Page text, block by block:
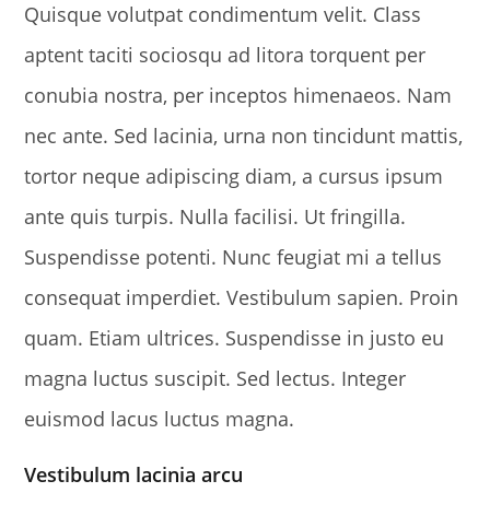
Quisque volutpat condimentum velit. Class
aptent taciti sociosqu ad litora torquent per
conubia nostra, per inceptos himenaeos. Nam
nec ante. Sed lacinia, urna non tincidunt mattis,
tortor neque adipiscing diam, a cursus ipsum
ante quis turpis. Nulla facilisi. Ut fringilla.
Suspendisse potenti. Nunc feugiat mi a tellus
consequat imperdiet. Vestibulum sapien. Proin
quam. Etiam ultrices. Suspendisse in justo eu
magna luctus suscipit. Sed lectus. Integer
euismod lacus luctus magna.
Vestibulum lacinia arcu